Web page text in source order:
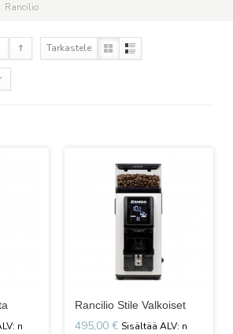
Rancilio
Tarkastele
Rancilio Stile Valkoiset
495,00 €